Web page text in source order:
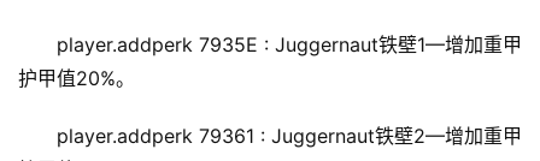
player.addperk 7935E : Juggernaut铁壁1—增加重甲
护甲值20%。
player.addperk 79361 : Juggernaut铁壁2—增加重甲